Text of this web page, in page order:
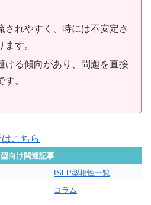
されやすく、時には不安定さ
す。
ける傾向があり、問題を直接
。
こちら
型向け関連記事
ISFP型相性一覧
コラム